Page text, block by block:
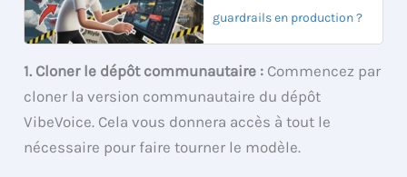
guardrails en production ?
1. Cloner le dépôt communautaire : Commencez par
cloner la version communautaire du dépôt
VibeVoice. Cela vous donnera accès à tout le
nécessaire pour faire tourner le modèle.